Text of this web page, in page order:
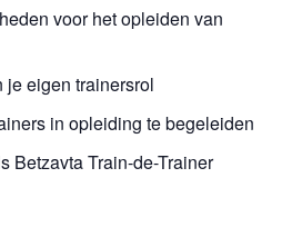
voor het opleiden van
je eigen trainersrol
in opleiding te begeleiden
Betzavta Train-de-Trainer